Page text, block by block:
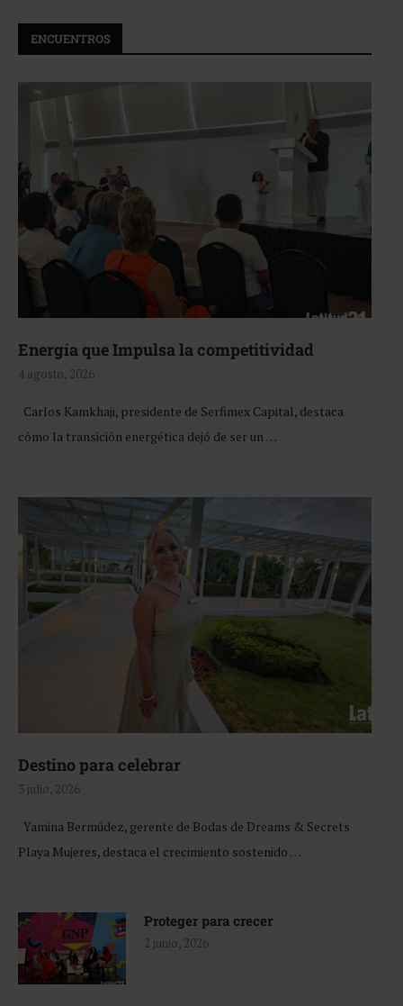
ENCUENTROS
Energía que Impulsa la competitividad
4 agosto, 2026
Carlos Kamkhaji, presidente de Serfimex Capital, destaca
cómo la transición energética dejó de ser un …
Destino para celebrar
3 julio, 2026
Yamina Bermúdez, gerente de Bodas de Dreams & Secrets
Playa Mujeres, destaca el crecimiento sostenido …
Proteger para crecer
2 junio, 2026